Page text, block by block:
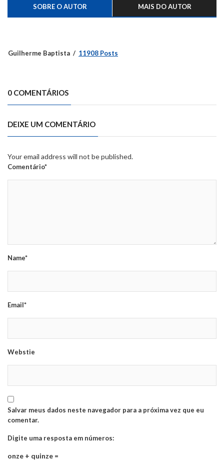
SOBRE O AUTOR MAIS DO AUTOR
Guilherme Baptista 11908 Posts
0 COMENTÁRIOS
DEIXE UM COMENTÁRIO
Your email address will not be published.
Comentário*
Name*
Email*
Webstie
Salvar meus dados neste navegador para a próxima vez que eu
comentar.
Digite uma resposta em números:
onze + quinze =